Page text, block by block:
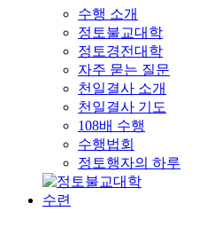
수행 소개
정토불교대학
정토경전대학
자주 묻는 질문
천일결사 소개
천일결사 기도
108배 수행
수행법회
정토행자의 하루
수련